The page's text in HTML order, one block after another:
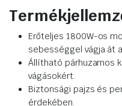
Erőteljes 1800W-os
sebességgel vágja át
Állítható párhuzamos
vágásokért.
Biztonsági pajzs és
érdekében.